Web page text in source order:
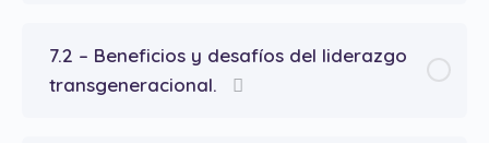
7.2 – Beneficios y desafíos del liderazgo
transgeneracional.